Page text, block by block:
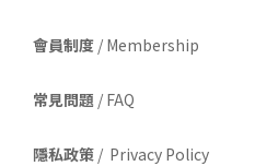
會員制度 / Membership
常見問題 / FAQ
隱私政策 / Privacy Policy